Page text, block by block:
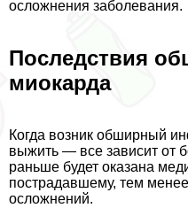
осложнения заболевания.
Последствия
миокарда
Когда возник обширный
выжить — все зависит от
раньше будет оказана
пострадавшему, тем
осложнений.